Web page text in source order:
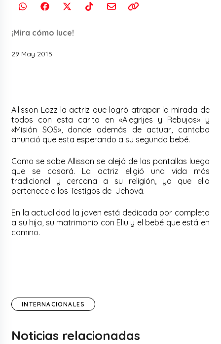
¡Mira cómo luce!
29 May 2015
Allisson Lozz la actriz que logró atrapar la mirada de
todos con esta carita en «Alegrijes y Rebujos» y
«Misión SOS», donde además de actuar, cantaba
anunció que esta esperando a su segundo bebé.
Como se sabe Allisson se alejó de las pantallas luego
que se casará. La actriz eligió una vida más
tradicional y cercana a su religión, ya que ella
pertenece a los Testigos de Jehová.
En la actualidad la joven está dedicada por completo
a su hija, su matrimonio con Eliu y el bebé que está en
camino.
INTERNACIONALES
Noticias relacionadas